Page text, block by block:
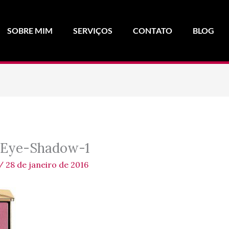
SOBRE MIM SERVIÇOS CONTATO BLOG
Shadow-1
/ 28 de janeiro de 2016